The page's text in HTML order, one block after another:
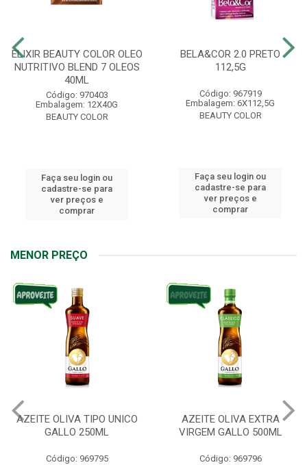
ELIXIR BEAUTY COLOR OLEO
NUTRITIVO BLEND 7 OLEOS
40ML
Código: 970403
Embalagem: 12X40G
BEAUTY COLOR
Faça seu login ou
cadastre-se para
ver preços e
comprar
BELA&COR 2.0 PRETO
112,5G
Código: 967919
Embalagem: 6X112,5G
BEAUTY COLOR
Faça seu login ou
cadastre-se para
ver preços e
comprar
MENOR PREÇO
AZEITE OLIVA TIPO UNICO
GALLO 250ML
Código: 969795
AZEITE OLIVA EXTRA
VIRGEM GALLO 500ML
Código: 969796